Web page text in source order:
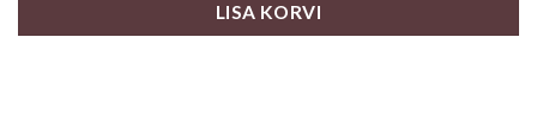
LISA KORVI